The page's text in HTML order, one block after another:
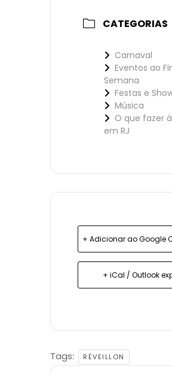
CATEGORIAS
Carnaval
Eventos ao
Semana
Festas e
Música
O que fazer
em RJ
+ Adicionar ao Google
+ iCal / Outlook
Tags: RÉVEILLON